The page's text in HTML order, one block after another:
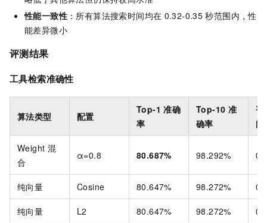
性能一致性 ：所有算法搜索时间均在 0.32-0.35 秒范围内，性
能差异微小
评测结果
工具检索准确性
算法类型 配置
Top-1 准确
率
Top-10 准
确率
平
间
Weight 混
合
α=0.8 80.687% 98.292%
纯向量 Cosine 80.647% 98.272%
纯向量 L2 80.647% 98.272%